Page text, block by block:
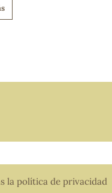
la política de privacidad